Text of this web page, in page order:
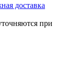
доставка
при